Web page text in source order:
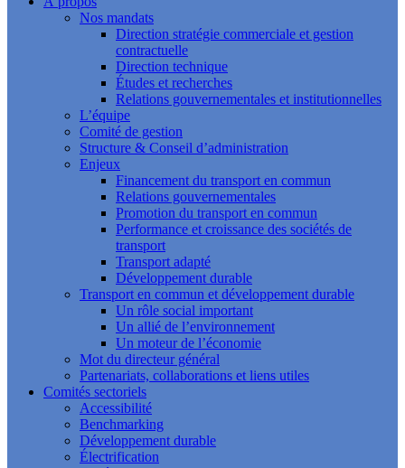
Nos mandats
Direction stratégie commerciale et gestion
contractuelle
Direction technique
Études et recherches
Relations gouvernementales et institutionnelles
L’équipe
Comité de gestion
Structure & Conseil d’administration
Enjeux
Financement du transport en commun
Relations gouvernementales
Promotion du transport en commun
Performance et croissance des sociétés de
transport
Transport adapté
Développement durable
Transport en commun et développement durable
Un rôle social important
Un allié de l’environnement
Un moteur de l’économie
Mot du directeur général
Partenariats, collaborations et liens utiles
Comités sectoriels
Accessibilité
Benchmarking
Développement durable
Électrification